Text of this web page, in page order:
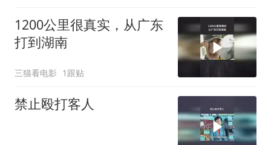
1200公里很真实，从广东
打到湖南
三猫看电影 1跟贴
禁止殴打客人